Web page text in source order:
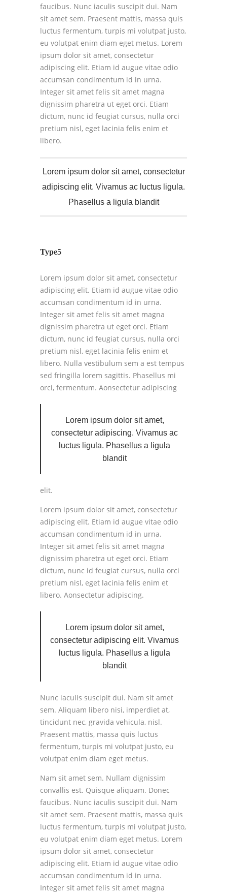
faucibus. Nunc iaculis suscipit dui. Nam
sit amet sem. Praesent mattis, massa quis
luctus fermentum, turpis mi volutpat justo,
eu volutpat enim diam eget metus. Lorem
ipsum dolor sit amet, consectetur
adipiscing elit. Etiam id augue vitae odio
accumsan condimentum id in urna.
Integer sit amet felis sit amet magna
dignissim pharetra ut eget orci. Etiam
dictum, nunc id feugiat cursus, nulla orci
pretium nisl, eget lacinia felis enim et
libero.
Lorem ipsum dolor sit amet, consectetur
adipiscing elit. Vivamus ac luctus ligula.
Phasellus a ligula blandit
Type5
Lorem ipsum dolor sit amet, consectetur
adipiscing elit. Etiam id augue vitae odio
accumsan condimentum id in urna.
Integer sit amet felis sit amet magna
dignissim pharetra ut eget orci. Etiam
dictum, nunc id feugiat cursus, nulla orci
pretium nisl, eget lacinia felis enim et
libero. Nulla vestibulum sem a est tempus
sed fringilla lorem sagittis. Phasellus mi
orci, fermentum.
Lorem ipsum dolor sit amet,
consectetur adipiscing. Vivamus ac
luctus ligula. Phasellus a ligula
blandit
Aonsectetur adipiscing
elit.
Lorem ipsum dolor sit amet, consectetur
adipiscing elit. Etiam id augue vitae odio
accumsan condimentum id in urna.
Integer sit amet felis sit amet magna
dignissim pharetra ut eget orci. Etiam
dictum, nunc id feugiat cursus, nulla orci
pretium nisl, eget lacinia felis enim et
libero.
Lorem ipsum dolor sit amet,
consectetur adipiscing elit. Vivamus
luctus ligula. Phasellus a ligula
blandit
Aonsectetur adipiscing.
Nunc iaculis suscipit dui. Nam sit amet
sem. Aliquam libero nisi, imperdiet at,
tincidunt nec, gravida vehicula, nisl.
Praesent mattis, massa quis luctus
fermentum, turpis mi volutpat justo, eu
volutpat enim diam eget metus.
Nam sit amet sem. Nullam dignissim
convallis est. Quisque aliquam. Donec
faucibus. Nunc iaculis suscipit dui. Nam
sit amet sem. Praesent mattis, massa quis
luctus fermentum, turpis mi volutpat justo,
eu volutpat enim diam eget metus. Lorem
ipsum dolor sit amet, consectetur
adipiscing elit. Etiam id augue vitae odio
accumsan condimentum id in urna.
Integer sit amet felis sit amet magna